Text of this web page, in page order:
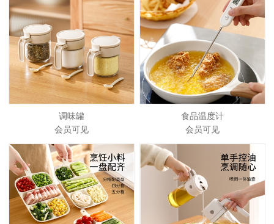
调味罐
会员可见
食品温度计
会员可见